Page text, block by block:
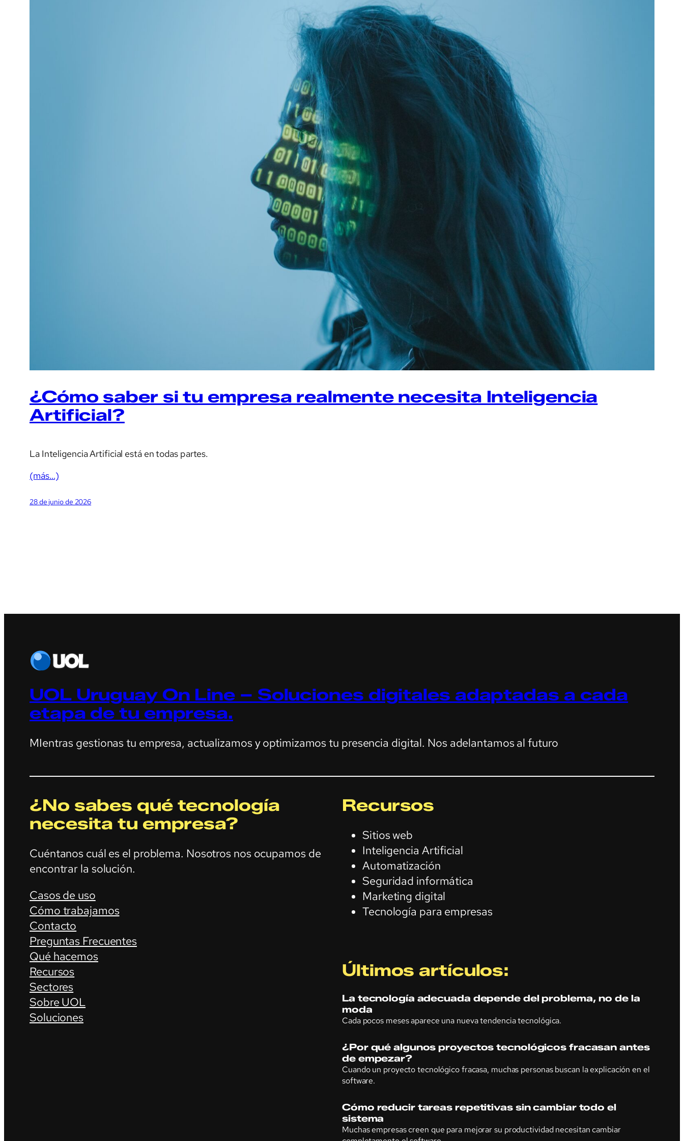
¿Cómo saber si tu empresa realmente necesita Inteligencia
Artificial?
La Inteligencia Artificial está en todas partes.
(más…)
28 de junio de 2026
UOL Uruguay On Line – Soluciones digitales adaptadas a cada
etapa de tu empresa.
MIentras gestionas tu empresa, actualizamos y optimizamos tu presencia digital. Nos adelantamos al futuro
¿No sabes qué tecnología
necesita tu empresa?
Cuéntanos cuál es el problema. Nosotros nos ocupamos de
encontrar la solución.
Casos de uso
Cómo trabajamos
Contacto
Preguntas Frecuentes
Qué hacemos
Recursos
Sectores
Sobre UOL
Soluciones
Recursos
Sitios web
Inteligencia Artificial
Automatización
Seguridad informática
Marketing digital
Tecnología para empresas
Últimos artículos:
La tecnología adecuada depende del problema, no de la
moda
Cada pocos meses aparece una nueva tendencia tecnológica.
¿Por qué algunos proyectos tecnológicos fracasan antes
de empezar?
Cuando un proyecto tecnológico fracasa, muchas personas buscan la explicación en el
software.
Cómo reducir tareas repetitivas sin cambiar todo el
sistema
Muchas empresas creen que para mejorar su productividad necesitan cambiar